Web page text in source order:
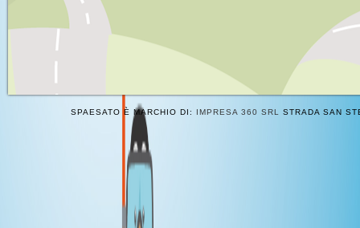
SPAESATO È MARCHIO DI: IMPRESA 360 SRL STRADA SAN